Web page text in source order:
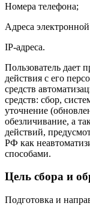
Номера телефона;
Адреса
IP-адреса.
Пользователь дает
действия с его
средств
средств: сбор,
уточнение
обезличивание, а
действий,
РФ как
способами.
Цель сбора и
Подготовка и